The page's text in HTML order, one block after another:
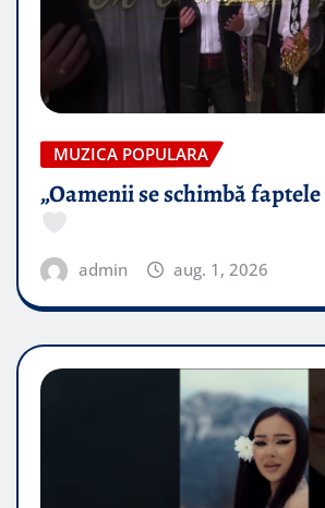
MUZICA POPULARA
„Oamenii se schimbă
admin aug. 1, 2026